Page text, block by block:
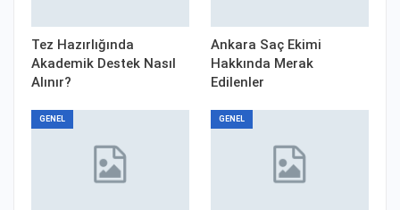
Tez Hazırlığında
Akademik Destek Nasıl
Alınır?
Ankara Saç Ekimi
Hakkında Merak
Edilenler
GENEL GENEL